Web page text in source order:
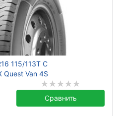
115/113T C
Quest Van 4S
Сравнить